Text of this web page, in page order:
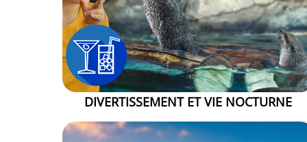
DIVERTISSEMENT ET VIE NOCTURNE